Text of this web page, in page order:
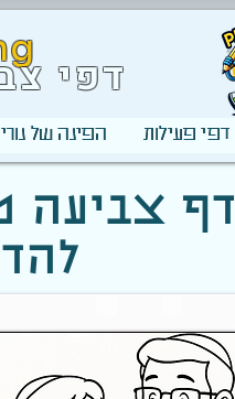
דפי
דפי פעילות הפינה של
דף צביעה